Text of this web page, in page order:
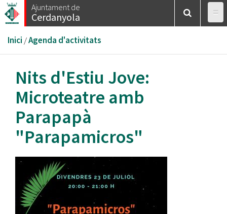
Vés
al
Ajuntament de
Cerdanyola
Esteu
aquí
Inici /Agenda d'activitats
Nits d'Estiu Jove:
Microteatre amb
Parapapà
"Parapamicros"